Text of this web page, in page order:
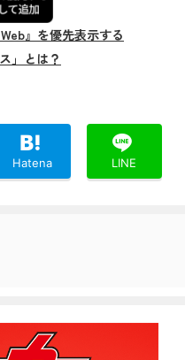
』を優先表示する
」とは？
Hatena LINE